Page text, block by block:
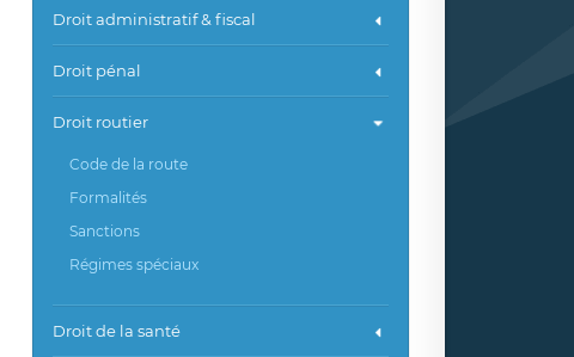
Droit administratif & fiscal
Droit pénal
Droit routier
Code de la route
Formalités
Sanctions
Régimes spéciaux
Droit de la santé